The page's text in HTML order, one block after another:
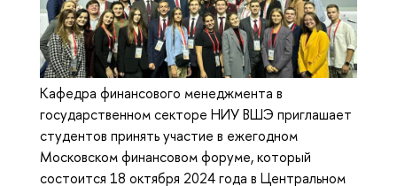
Кафедра финансового менеджмента в
государственном секторе НИУ ВШЭ приглашает
студентов принять участие в ежегодном
Московском финансовом форуме, который
состоится 18 октября 2024 года в Центральном